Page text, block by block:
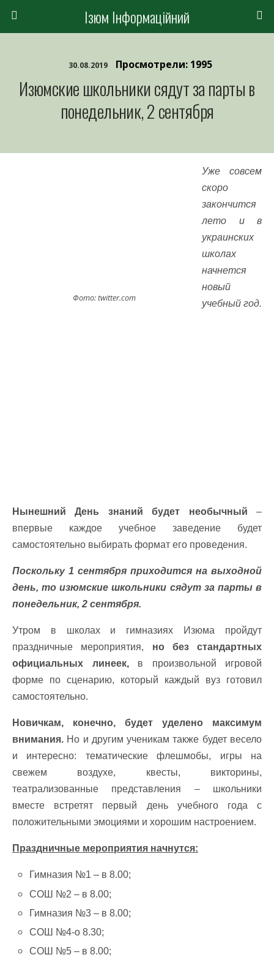
Ізюм Інформаційний
30.08.2019 Просмотрели: 1995
Изюмские школьники сядут за парты в
понедельник, 2 сентября
Фото: twitter.com
Уже совсем
скоро
закончится
лето и в
украинских
школах
начнется
новый
учебный год.
Нынешний День знаний будет необычный –
впервые каждое учебное заведение будет
самостоятельно выбирать формат его проведения.
Поскольку 1 сентября приходится на выходной
день, то изюмские школьники сядут за парты в
понедельник, 2 сентября.
Утром в школах и гимназиях Изюма пройдут
праздничные мероприятия, но без стандартных
официальных линеек,в произвольной игровой
форме по сценарию, который каждый вуз готовил
самостоятельно.
Новичкам, конечно, будет уделено максимум
внимания. Но и другим ученикам также будет весело
и интересно: тематические флешмобы, игры на
свежем воздухе, квесты, викторины,
театрализованные представления – школьники
вместе встретят первый день учебного года с
положительными эмоциями и хорошим настроением.
Праздничные мероприятия начнутся:
Гимназия №1 – в 8.00;
СОШ №2 – в 8.00;
Гимназия №3 – в 8.00;
СОШ №4-о 8.30;
СОШ №5 – в 8.00;